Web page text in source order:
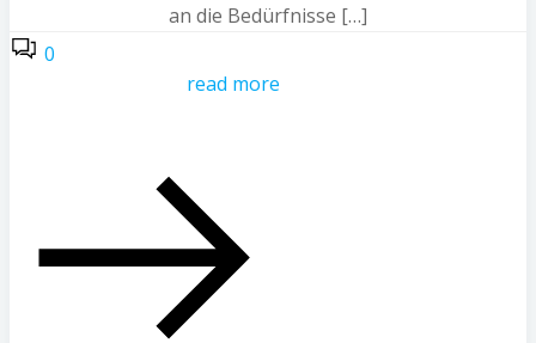
an die Bedürfnisse […]
0
read more